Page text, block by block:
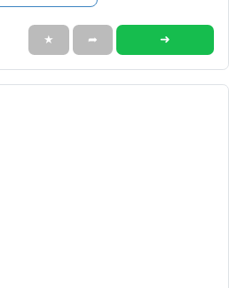
★ ➦ ➜